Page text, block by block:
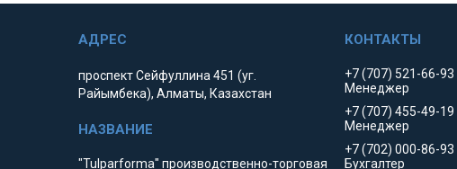
проспект Сейфуллина 451 (уг.
Райымбека), Алматы, Казахстан
"Tulparforma" производственно-торговая
+7 (707) 521-66-93
Менеджер
+7 (707) 455-49-19
Менеджер
+7 (702) 000-86-93
Бухгалтер